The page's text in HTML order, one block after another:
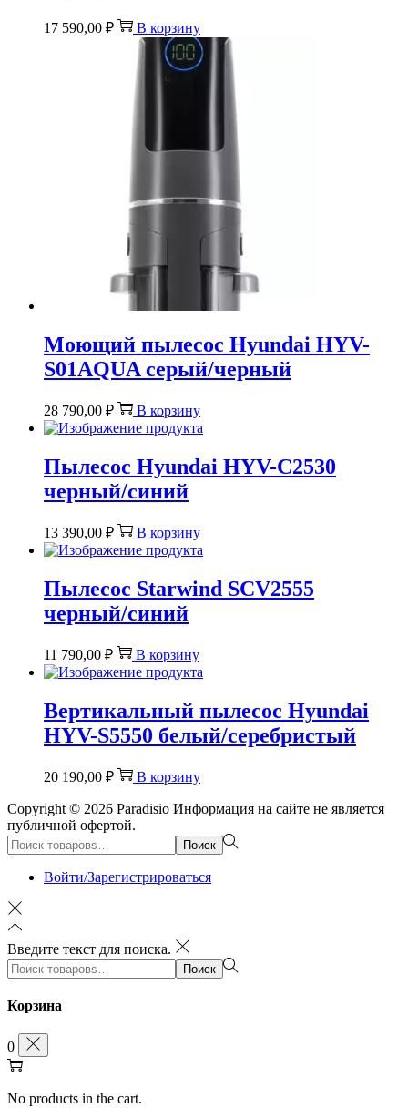
17 590,00 ₽ В корзину
Моющий пылесос Hyundai HYV-
S01AQUA серый/черный
28 790,00 ₽ В корзину
Пылесос Hyundai HYV-C2530
черный/синий
13 390,00 ₽ В корзину
Пылесос Starwind SCV2555
черный/синий
11 790,00 ₽ В корзину
Вертикальный пылесос Hyundai
HYV-S5550 белый/серебристый
20 190,00 ₽ В корзину
Copyright © 2026 Paradisio Информация на сайте не является
публичной офертой.
Поиск:>
Поиск
Войти/Зарегистрироваться
Введите текст для поиска.
Поиск:>
Поиск
Корзина
0
No products in the cart.